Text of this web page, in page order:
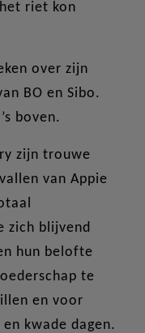
riet kon
over zijn
BO en Sibo.
boven.
zijn trouwe
van Appie
zich blijvend
hun belofte
te
en voor
kwade dagen.